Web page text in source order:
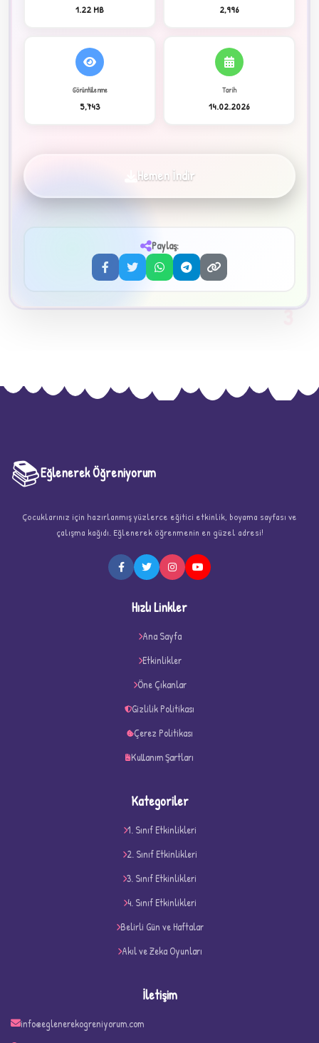
3
D
1.22 MB 2,996
Görüntülenme
5,743
Tarih
14.02.2026
Hemen İndir
Paylaş:
📚Eğlenerek Öğreniyorum
Çocuklarınız için hazırlanmış yüzlerce eğitici etkinlik, boyama sayfası ve
çalışma kağıdı. Eğlenerek öğrenmenin en güzel adresi!
Hızlı Linkler
Ana Sayfa
Etkinlikler
Öne Çıkanlar
Gizlilik Politikası
Çerez Politikası
Kullanım Şartları
Kategoriler
1. Sınıf Etkinlikleri
2. Sınıf Etkinlikleri
3. Sınıf Etkinlikleri
4. Sınıf Etkinlikleri
Belirli Gün ve Haftalar
Akıl ve Zeka Oyunları
İletişim
info@eglenerekogreniyorum.com